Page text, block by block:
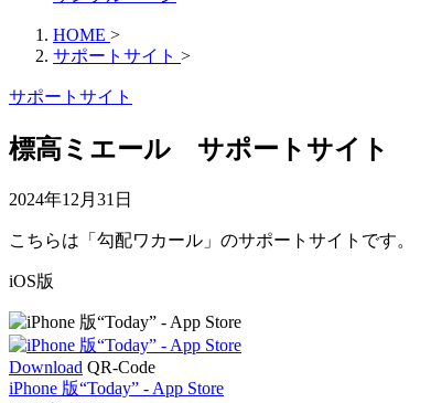
HOME >
サポートサイト >
サポートサイト
標高ミエール サポートサイト
2024年12月31日
こちらは「勾配ワカール」のサポートサイトです。
iOS版
Download QR-Code
iPhone 版“Today” - App Store